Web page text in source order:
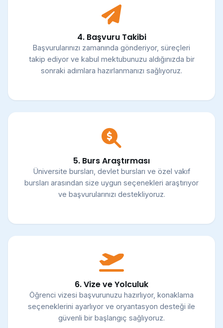
4. Başvuru Takibi
Başvurularınızı zamanında gönderiyor, süreçleri
takip ediyor ve kabul mektubunuzu aldığınızda bir
sonraki adımlara hazırlanmanızı sağlıyoruz.
5. Burs Araştırması
Üniversite bursları, devlet bursları ve özel vakıf
bursları arasından size uygun seçenekleri araştırıyor
ve başvurularınızı destekliyoruz.
6. Vize ve Yolculuk
Öğrenci vizesi başvurunuzu hazırlıyor, konaklama
seçeneklerini ayarlıyor ve oryantasyon desteği ile
güvenli bir başlangıç sağlıyoruz.